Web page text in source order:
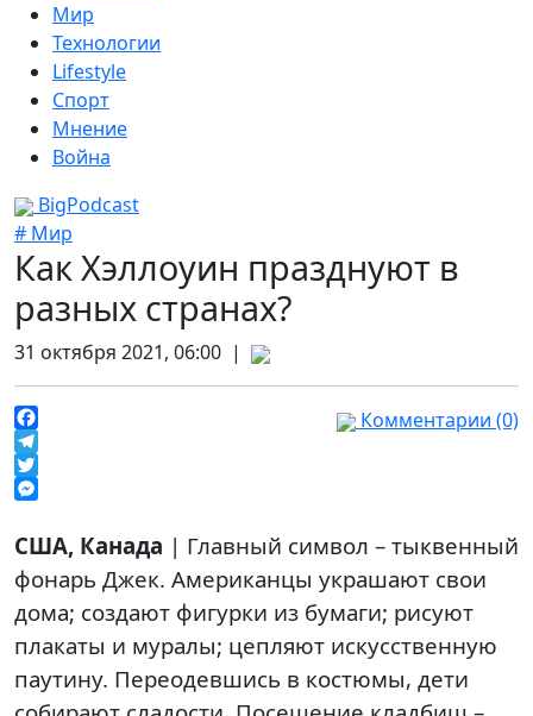
Мир
Технологии
Lifestyle
Спорт
Мнение
Война
BigPodcast
# Мир
Как Хэллоуин празднуют в
разных странах?
31 октября 2021, 06:00 |
Facebook
Telegram
Twitter
Комментарии (0)
США, Канада | Главный символ – тыквенный
фонарь Джек. Американцы украшают свои
дома; создают фигурки из бумаги; рисуют
плакаты и муралы; цепляют искусственную
паутину. Переодевшись в костюмы, дети